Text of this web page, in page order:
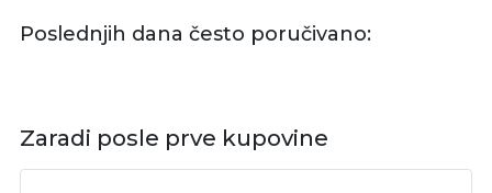
Poslednjih dana često poručivano:
Zaradi posle prve kupovine